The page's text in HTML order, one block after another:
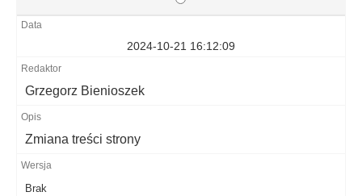
2024-10-21 16:12:09
Grzegorz Bienioszek
Zmiana treści strony
Brak